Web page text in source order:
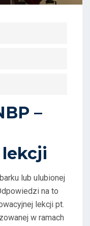
–
lub ulubionej
na to
lekcji pt.
w ramach